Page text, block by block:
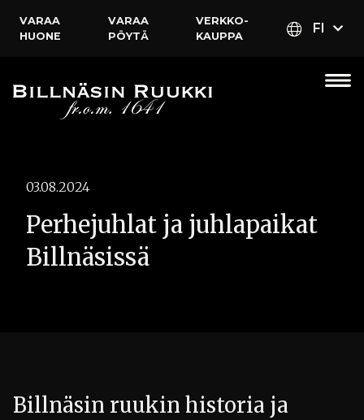
VARAA
HUONE
VARAA
PÖYTÄ
VERKKO­
KAUPPA
FI
03.08.2024
Perhejuhlat ja juhlapaikat
Billnäsissä
Billnäsin ruukin historia ja